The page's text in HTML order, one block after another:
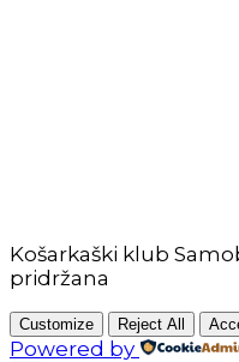
Košarkaški klub
pridržana
Customize Reject All
Powered by